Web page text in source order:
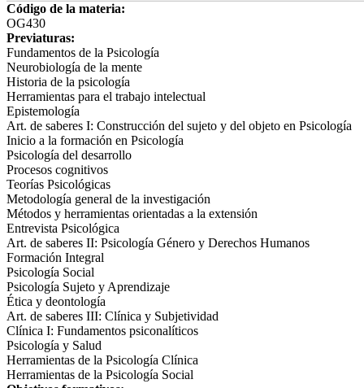
Código de la materia:
OG430
Previaturas:
Fundamentos de la Psicología
Neurobiología de la mente
Historia de la psicología
Herramientas para el trabajo intelectual
Epistemología
Art. de saberes I: Construcción del sujeto y del objeto en Psicología
Inicio a la formación en Psicología
Psicología del desarrollo
Procesos cognitivos
Teorías Psicológicas
Metodología general de la investigación
Métodos y herramientas orientadas a la extensión
Entrevista Psicológica
Art. de saberes II: Psicología Género y Derechos Humanos
Formación Integral
Psicología Social
Psicología Sujeto y Aprendizaje
Ética y deontología
Art. de saberes III: Clínica y Subjetividad
Clínica I: Fundamentos psiconalíticos
Psicología y Salud
Herramientas de la Psicología Clínica
Herramientas de la Psicología Social